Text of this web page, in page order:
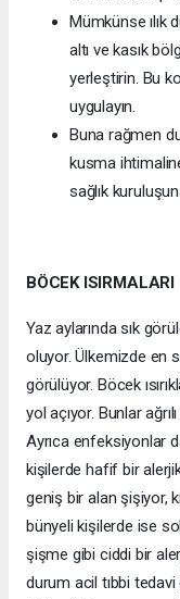
Mümkünse ılık
altı ve kasık
yerleştirin. Bu
uygulayın.
Buna rağmen
kusma
sağlık
BÖCEK ISIRMALARI
Yaz aylarında sık
oluyor. Ülkemizde en
görülüyor. Böcek
yol açıyor. Bunlar
Ayrıca enfeksiyonlar
kişilerde hafif bir alerjik
geniş bir alan şişiyor,
bünyeli kişilerde ise
şişme gibi ciddi bir
durum acil tıbbi tedavi